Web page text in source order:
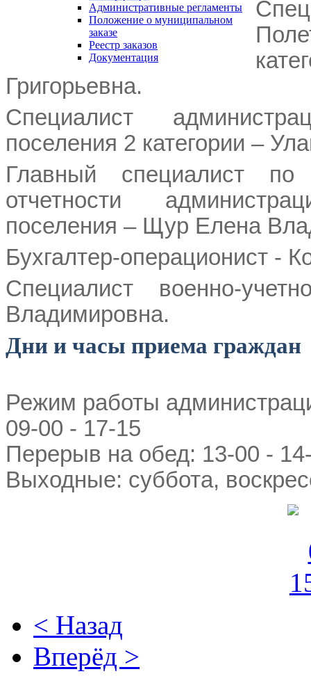
Административные регламенты
Положение о муниципальном
заказе
Реестр заказов
Документация
Григорьевна.
Специалист
поселения 2 категории –
Главный специалист
отчетности
поселения – Щур Елена
Бухгалтер-операционист -
Специалист военно-
Владимировна.
Дни и часы приема граждан
Режим работы
09-00 - 17-15
Перерыв на обед: 13-00 -
Выходные: суббота,
< Назад
Вперёд >